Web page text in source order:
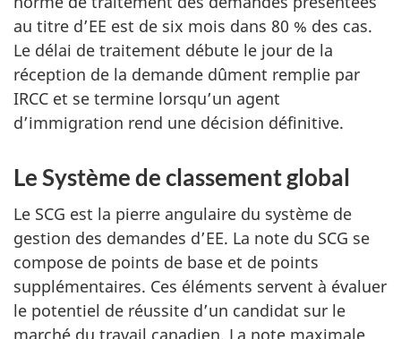
au titre d’EE est de six mois dans 80 % des cas.
Le délai de traitement débute le jour de la
réception de la demande dûment remplie par
IRCC et se termine lorsqu’un agent
d’immigration rend une décision définitive.
Le Système de classement global
Le SCG est la pierre angulaire du système de
gestion des demandes d’EE. La note du SCG se
compose de points de base et de points
supplémentaires. Ces éléments servent à évaluer
le potentiel de réussite d’un candidat sur le
marché du travail canadien. La note maximale